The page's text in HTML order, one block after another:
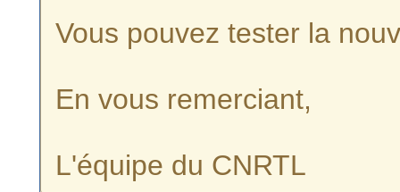
Vous pouvez tester la
En vous remerciant,
L'équipe du CNRTL